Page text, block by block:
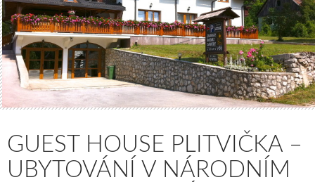
GUEST HOUSE PLITVIČKA –
UBYTOVÁNÍ V NÁRODNÍM